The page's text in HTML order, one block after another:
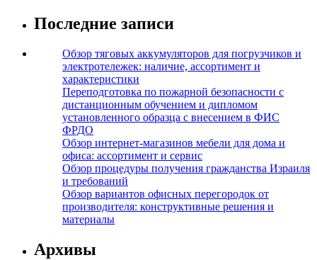
Последние записи
Обзор тяговых аккумуляторов для погрузчиков и
электротележек: наличие, ассортимент и
характеристики
Переподготовка по пожарной безопасности с
дистанционным обучением и дипломом
установленного образца с внесением в ФИС
ФРДО
Обзор интернет-магазинов мебели для дома и
офиса: ассортимент и сервис
Обзор процедуры получения гражданства Израиля
и требований
Обзор вариантов офисных перегородок от
производителя: конструктивные решения и
материалы
Архивы